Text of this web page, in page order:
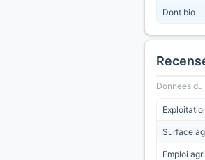
Dont bio
Donnees
Surface
Emploi